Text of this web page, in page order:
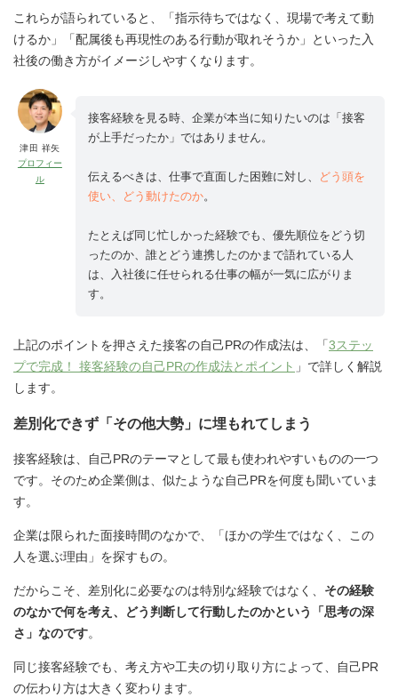
これらが語られていると、「指示待ちではなく、現場で考えて動
けるか」「配属後も再現性のある行動が取れそうか」といった入
社後の働き方がイメージしやすくなります。
津田 祥矢
プロフィー
ル
接客経験を見る時、企業が本当に知りたいのは「接客
が上手だったか」ではありません。
伝えるべきは、仕事で直面した困難に対し、
どう頭を
使い、どう動けたのか。
たとえば同じ忙しかった経験でも、優先順位をどう切
ったのか、誰とどう連携したのかまで語れている人
は、入社後に任せられる仕事の幅が一気に広がりま
す。
上記のポイントを押さえた接客の自己PRの作成法は、「3ステッ
プで完成！ 接客経験の自己PRの作成法とポイント 」で詳しく解説
します。
差別化できず「その他大勢」に埋もれてしまう
接客経験は、自己PRのテーマとして最も使われやすいものの一つ
です。そのため企業側は、似たような自己PRを何度も聞いていま
す。
企業は限られた面接時間のなかで、「ほかの学生ではなく、この
人を選ぶ理由」を探すもの。
だからこそ、差別化に必要なのは特別な経験ではなく、 その経験
のなかで何を考え、どう判断して行動したのかという「思考の深
さ」なのです。
同じ接客経験でも、考え方や工夫の切り取り方によって、自己PR
の伝わり方は大きく変わります。